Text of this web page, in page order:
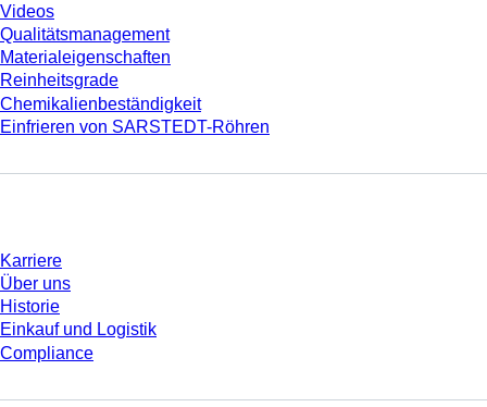
Videos
Qualitätsmanagement
Materialeigenschaften
Reinheitsgrade
Chemikalienbeständigkeit
Einfrieren von SARSTEDT-Röhren
Karriere
Über uns
Historie
Einkauf und Logistik
Compliance